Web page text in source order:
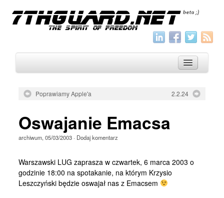
Archiwum
Wszystko
Aktualności
Artykuły
Poprawiamy Apple'a 2.2.24
Oswajanie Emacsa
archiwum, 05/03/2003· Dodaj komentarz
Warszawski LUG zaprasza w czwartek, 6 marca 2003 o
godzinie 18:00 na spotakanie, na którym Krzysio
Leszczyński będzie oswajał nas z Emacsem